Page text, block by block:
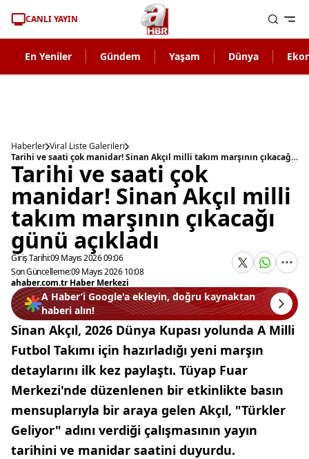
CANLI YAYIN
En Yeniler Gündem Yaşam Dünya
Haberler Viral Liste Galerileri
Tarihi ve saati çok manidar! Sinan Akçıl milli takım marşının çıkacağı günü açıkladı
Tarihi ve saati çok
manidar! Sinan Akçıl milli
takım marşının çıkacağı
günü açıkladı
Giriş Tarihi:09 Mayıs 2026 09:06
Son Güncelleme:09 Mayıs 2026 10:08
ahaber.com.tr Haber Merkezi
A Haber’i Google'a ekleyin, doğru kaynaktan
haberi alın!
Sinan Akçıl, 2026 Dünya Kupası yolunda A Milli
Futbol Takımı için hazırladığı yeni marşın
detaylarını ilk kez paylaştı. Tüyap Fuar
Merkezi'nde düzenlenen bir etkinlikte basın
mensuplarıyla bir araya gelen Akçıl, "Türkler
Geliyor" adını verdiği çalışmasının yayın
tarihini ve manidar saatini duyurdu.